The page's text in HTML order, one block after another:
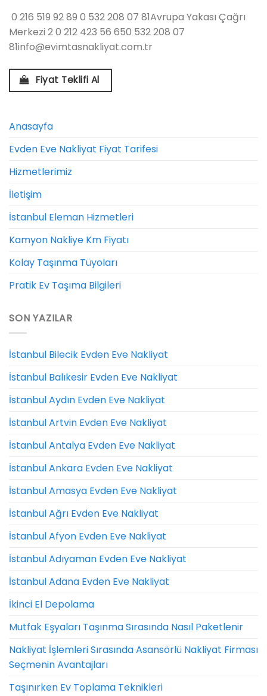
0 216 519 92 89 0 532 208 07 81Avrupa Yakası Çağrı
Merkezi 2 0 212 423 56 650 532 208 07
81info@evimtasnakliyat.com.tr
Fiyat Teklifi Al
Anasayfa
Evden Eve Nakliyat Fiyat Tarifesi
Hizmetlerimiz
İletişim
İstanbul Eleman Hizmetleri
Kamyon Nakliye Km Fiyatı
Kolay Taşınma Tüyoları
Pratik Ev Taşıma Bilgileri
SON YAZILAR
İstanbul Bilecik Evden Eve Nakliyat
İstanbul Balıkesir Evden Eve Nakliyat
İstanbul Aydın Evden Eve Nakliyat
İstanbul Artvin Evden Eve Nakliyat
İstanbul Antalya Evden Eve Nakliyat
İstanbul Ankara Evden Eve Nakliyat
İstanbul Amasya Evden Eve Nakliyat
İstanbul Ağrı Evden Eve Nakliyat
İstanbul Afyon Evden Eve Nakliyat
İstanbul Adıyaman Evden Eve Nakliyat
İstanbul Adana Evden Eve Nakliyat
İkinci El Depolama
Mutfak Eşyaları Taşınma Sırasında Nasıl Paketlenir
Nakliyat İşlemleri Sırasında Asansörlü Nakliyat Firması
Seçmenin Avantajları
Taşınırken Ev Toplama Teknikleri